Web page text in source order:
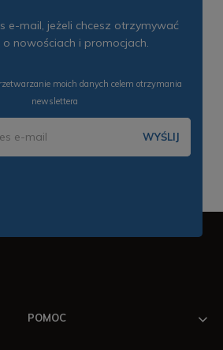
e-mail, jeżeli chcesz otrzymywać
nowościach i promocjach.
moich danych celem otrzymania
newslettera
WYŚLIJ
POMOC